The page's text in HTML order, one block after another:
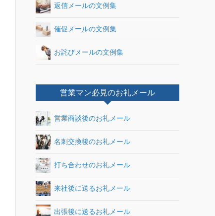
返信メールの文例集
催促メールの文例集
お詫びメールの文例集
営業マン必見のお礼メール
営業商談後のお礼メール
名刺交換後のお礼メール
打ち合わせのお礼メール
来社後に送るお礼メール
出張後に送るお礼メール